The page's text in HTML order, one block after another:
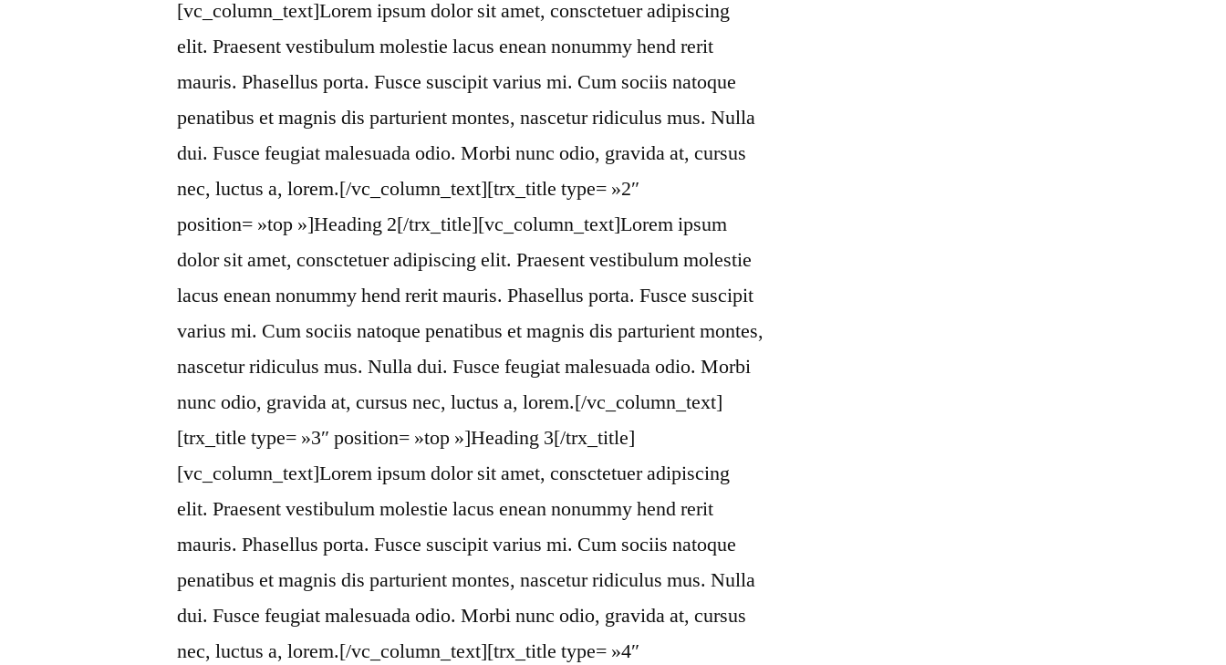
[vc_column_text]Lorem ipsum dolor sit amet, consctetuer adipiscing
elit. Praesent vestibulum molestie lacus enean nonummy hend rerit
mauris. Phasellus porta. Fusce suscipit varius mi. Cum sociis natoque
penatibus et magnis dis parturient montes, nascetur ridiculus mus. Nulla
dui. Fusce feugiat malesuada odio. Morbi nunc odio, gravida at, cursus
nec, luctus a, lorem.[/vc_column_text][trx_title type= »2″
position= »top »]Heading 2[/trx_title][vc_column_text]Lorem ipsum
dolor sit amet, consctetuer adipiscing elit. Praesent vestibulum molestie
lacus enean nonummy hend rerit mauris. Phasellus porta. Fusce suscipit
varius mi. Cum sociis natoque penatibus et magnis dis parturient montes,
nascetur ridiculus mus. Nulla dui. Fusce feugiat malesuada odio. Morbi
nunc odio, gravida at, cursus nec, luctus a, lorem.[/vc_column_text]
[trx_title type= »3″ position= »top »]Heading 3[/trx_title]
[vc_column_text]Lorem ipsum dolor sit amet, consctetuer adipiscing
elit. Praesent vestibulum molestie lacus enean nonummy hend rerit
mauris. Phasellus porta. Fusce suscipit varius mi. Cum sociis natoque
penatibus et magnis dis parturient montes, nascetur ridiculus mus. Nulla
dui. Fusce feugiat malesuada odio. Morbi nunc odio, gravida at, cursus
nec, luctus a, lorem.[/vc_column_text][trx_title type= »4″